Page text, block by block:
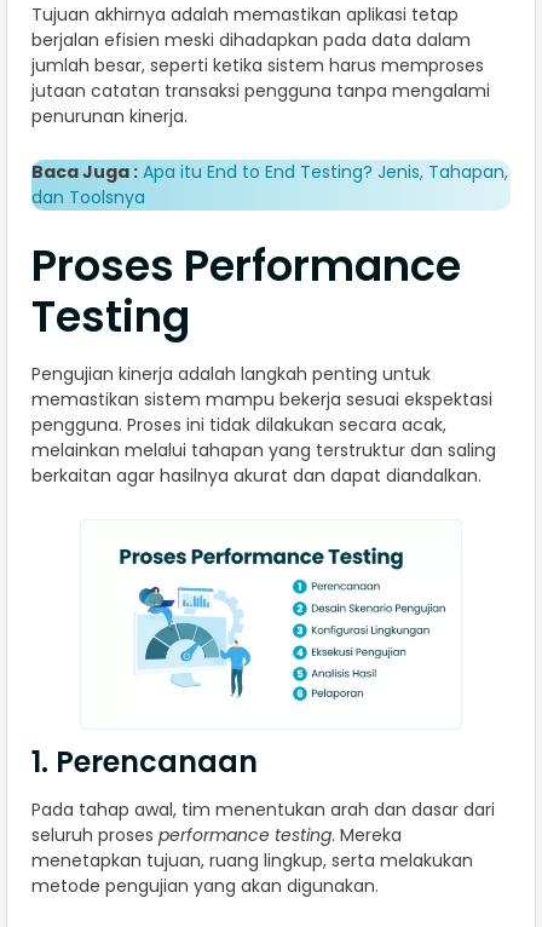
Tujuan akhirnya adalah memastikan aplikasi tetap
berjalan efisien meski dihadapkan pada data dalam
jumlah besar, seperti ketika sistem harus memproses
jutaan catatan transaksi pengguna tanpa mengalami
penurunan kinerja.
Baca Juga : Apa itu End to End Testing? Jenis, Tahapan,
dan Toolsnya
Proses Performance
Testing
Pengujian kinerja adalah langkah penting untuk
memastikan sistem mampu bekerja sesuai ekspektasi
pengguna. Proses ini tidak dilakukan secara acak,
melainkan melalui tahapan yang terstruktur dan saling
berkaitan agar hasilnya akurat dan dapat diandalkan.
1. Perencanaan
Pada tahap awal, tim menentukan arah dan dasar dari
seluruh proses performance testing. Mereka
menetapkan tujuan, ruang lingkup, serta melakukan
metode pengujian yang akan digunakan.